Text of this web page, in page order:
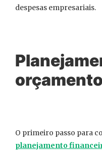
despesas empresariais.
orçamento
O primeiro passo para
planejamento